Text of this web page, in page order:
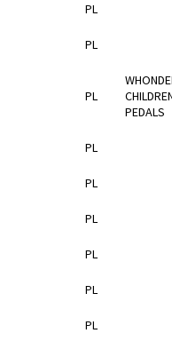
PL
PL
PL
PEDALS
PL
PL
PL
PL
PL
PL